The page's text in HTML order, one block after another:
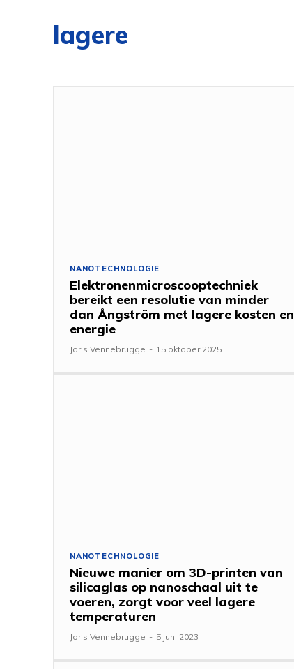
lagere
NANOTECHNOLOGIE
Elektronenmicroscooptechniek
bereikt een resolutie van minder
dan Ångström met lagere kosten en
energie
Joris Vennebrugge - 15 oktober 2025
NANOTECHNOLOGIE
Nieuwe manier om 3D-printen van
silicaglas op nanoschaal uit te
voeren, zorgt voor veel lagere
temperaturen
Joris Vennebrugge - 5 juni 2023